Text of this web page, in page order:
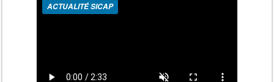
ACTUALITÉ SICAP